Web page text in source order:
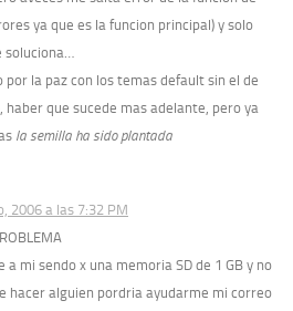
ya que es la funcion principal) y solo
soluciona…
por la paz con los temas default sin el de
haber que sucede mas adelante, pero ya
la semilla ha sido plantada
2006 a las 7:32 PM
a mi sendo x una memoria SD de 1 GB y no
hacer alguien pordria ayudarme mi correo